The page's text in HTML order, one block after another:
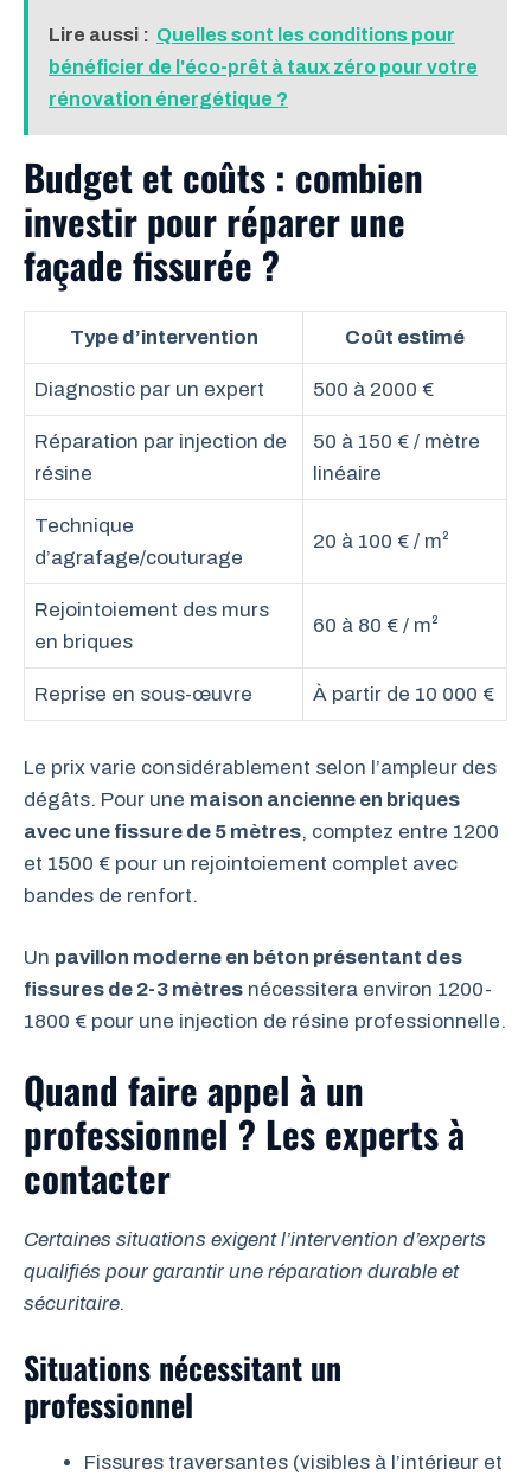
Lire aussi : Quelles sont les conditions pour
bénéficier de l'éco-prêt à taux zéro pour votre
rénovation énergétique ?
Budget et coûts : combien
investir pour réparer une
façade fissurée ?
Type d’intervention Coût estimé
Diagnostic par un expert 500 à 2000 €
Réparation par injection de
résine
50 à 150 € / mètre
linéaire
Technique
d’agrafage/couturage
20 à 100 € / m²
Rejointoiement des murs
en briques
60 à 80 € / m²
Reprise en sous-œuvre À partir de 10 000 €
Le prix varie considérablement selon l’ampleur des
dégâts. Pour une maison ancienne en briques
avec une fissure de 5 mètres, comptez entre 1200
et 1500 € pour un rejointoiement complet avec
bandes de renfort.
Un pavillon moderne en béton présentant des
fissures de 2-3 mètres nécessitera environ 1200-
1800 € pour une injection de résine professionnelle.
Quand faire appel à un
professionnel ? Les experts à
contacter
Certaines situations exigent l’intervention d’experts
qualifiés pour garantir une réparation durable et
sécuritaire.
Situations nécessitant un
professionnel
Fissures traversantes (visibles à l’intérieur et